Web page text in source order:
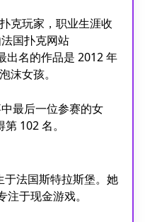
克玩家，职业生涯收
国扑克网站
名的作品是 2012 年
沫女孩。
最后一位参赛的女
102 名。
法国斯特拉斯堡。她
于现金游戏。